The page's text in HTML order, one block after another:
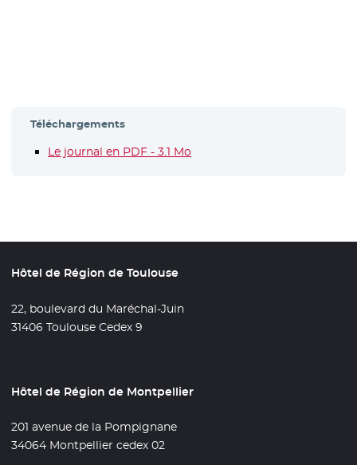
Téléchargements
Le journal en PDF - 3.1 Mo
Hôtel de Région de Toulouse
22, boulevard du Maréchal-Juin
31406 Toulouse Cedex 9
Hôtel de Région de Montpellier
201 avenue de la Pompignane
34064 Montpellier cedex 02